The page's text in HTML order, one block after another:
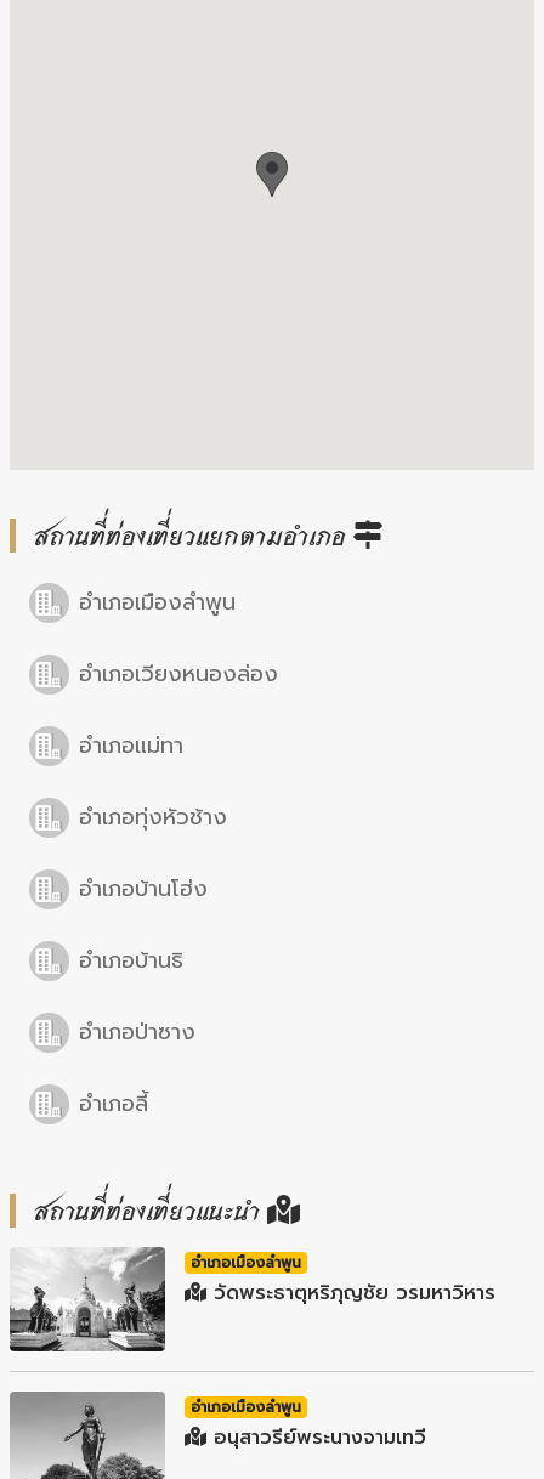
สถานที่ท่องเที่ยวแยกตามอำเภอ
อำเภอเมืองลำพูน
อำเภอเวียงหนองล่อง
อำเภอแม่ทา
อำเภอทุ่งหัวช้าง
อำเภอบ้านโฮ่ง
อำเภอบ้านธิ
อำเภอป่าซาง
อำเภอลี้
สถานที่ท่องเที่ยวแนะนำ
อำเภอเมืองลำพูน
วัดพระธาตุหริภุญชัย วรมหาวิหาร
อำเภอเมืองลำพูน
อนุสาวรีย์พระนางจามเทวี